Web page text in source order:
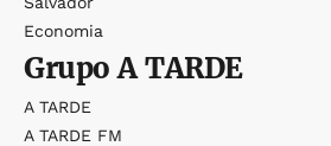
Economia
GrupoA TARDE
A TARDE
A TARDE FM